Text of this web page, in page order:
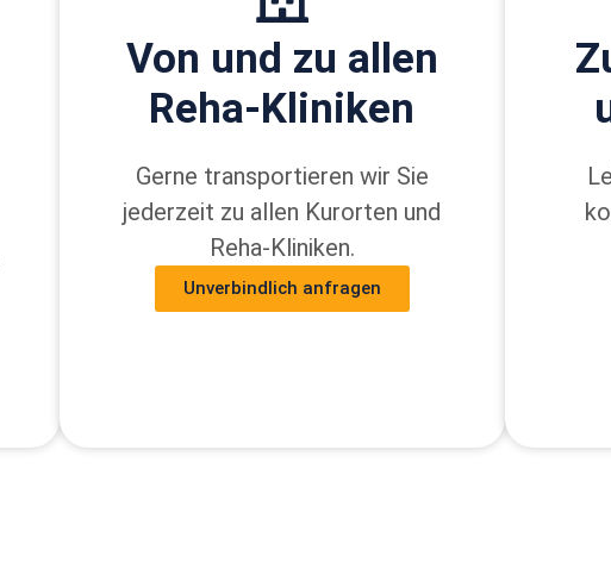
Von und zu allen
Reha-Kliniken
Gerne transportieren wir Sie
jederzeit zu allen Kurorten und
Reha-Kliniken.
Unverbindlich anfragen